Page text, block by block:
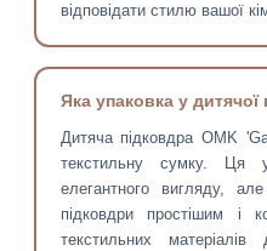
відповідати стилю вашої
Яка упаковка у
Дитяча підковдра OMK
текстильну сумку. Ця
елегантного вигляду,
підковдри простішим і
текстильних